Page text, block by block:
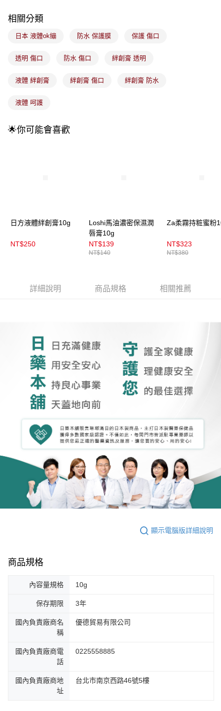
流程，驗證手機門號後，選擇欲分期的期數、繳款截止日，確認付款後即完
3.實際核准額度、可分期數及費用金額請依後續交易確認頁面所載為準。
消。如遇「轉專審核」未通過狀況，表示未達大哥付你分期系統評分，恕無
1.分期款項不併入電信帳單，「大哥付你分期」於每月結算日後寄送繳費提
2.透過簡訊連結打開帳單後，可選擇「超商條碼／台灣大直營門市／銀行轉
【注意事項】
1.本服務係由「台灣大哥大股份有限公司」（以下簡稱本公司）所提供，讓
運送方式
全家取貨付款
每筆NT$100，滿NT$899(含以上)免運費
7-11取貨付款
付款後7-11取貨
相關分類
日本 液體ok繃 防水 保護膜 保護 傷口
透明 傷口 防水 傷口 絆創膏 透明
液體 絆創膏 絆創膏 傷口 絆創膏 防水
液體 呵護
🌟你可能會喜歡
日方液體絆創膏10g
NT$250
Loshi馬油濃密保濕潤
唇膏10g
NT$139
NT$140
Za柔霧持粧蜜粉
NT$323
NT$380
詳細說明 商品規格 相關推薦
顯示電腦版詳細說明
商品規格
內容量規格 10g
保存期限 3年
國內負責廠商名
稱
優德貿易有限公司
國內負責廠商電
話
0225558885
國內負責廠商地
址
台北市南京西路46號5樓